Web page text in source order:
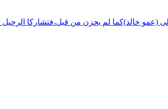
(عمو خالد)كما لم يحزن من قبل،فتشاركا الرحيل